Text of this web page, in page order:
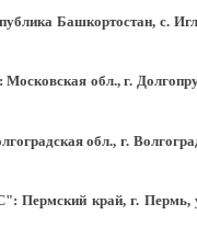
Башкортостан, с.
Московская обл., г.
обл., г.
край, г. Пермь,